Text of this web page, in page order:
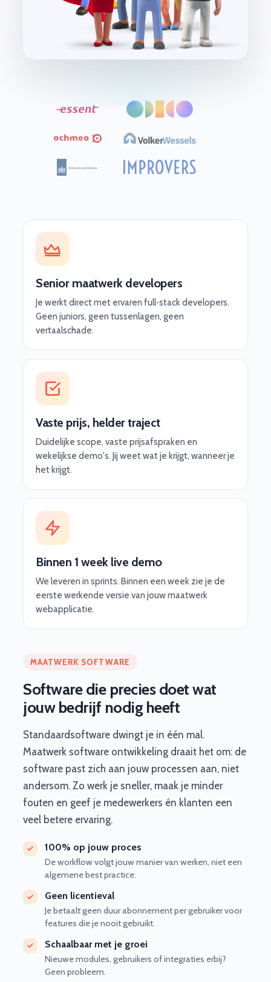
Senior maatwerk developers
Je werkt direct met ervaren full‑stack developers.
Geen juniors, geen tussenlagen, geen
vertaalschade.
Vaste prijs, helder traject
Duidelijke scope, vaste prijsafspraken en
wekelijkse demo's. Jij weet wat je krijgt, wanneer je
het krijgt.
Binnen 1 week live demo
We leveren in sprints. Binnen een week zie je de
eerste werkende versie van jouw maatwerk
webapplicatie.
MAATWERK SOFTWARE
Software die precies doet wat
jouw bedrijf nodig heeft
Standaardsoftware dwingt je in één mal.
Maatwerk software ontwikkeling draait het om: de
software past zich aan jouw processen aan, niet
andersom. Zo werk je sneller, maak je minder
fouten en geef je medewerkers én klanten een
veel betere ervaring.
100% op jouw proces
De workflow volgt jouw manier van werken, niet een
algemene best practice.
Geen licentieval
Je betaalt geen duur abonnement per gebruiker voor
features die je nooit gebruikt.
Schaalbaar met je groei
Nieuwe modules, gebruikers of integraties erbij?
Geen probleem.